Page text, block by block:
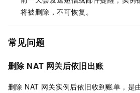
将被删除，不可恢复。
常见问题
删除 NAT 网关后依旧出账
删除 NAT 网关实例后依旧收到账单，是